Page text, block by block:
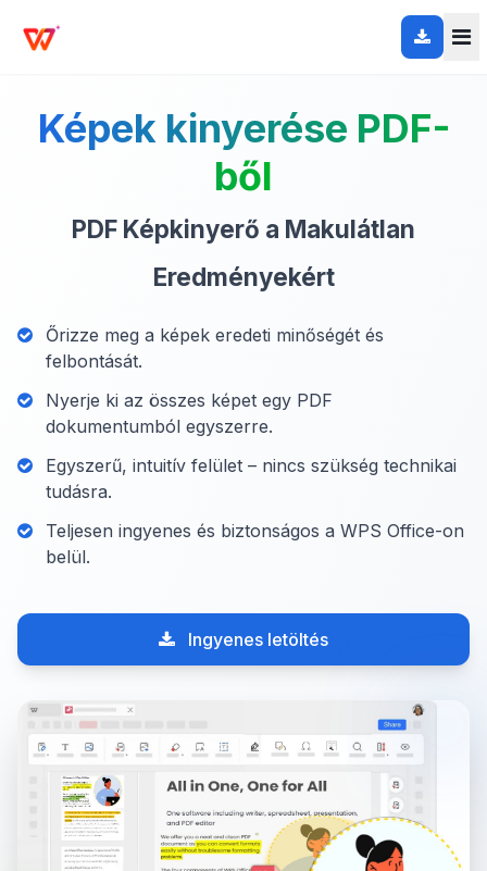
Képek kinyerése PDF-
ből
PDF Képkinyerő a Makulátlan
Eredményekért
Őrizze meg a képek eredeti minőségét és
felbontását.
Nyerje ki az összes képet egy PDF
dokumentumból egyszerre.
Egyszerű, intuitív felület – nincs szükség technikai
tudásra.
Teljesen ingyenes és biztonságos a WPS Office-on
belül.
Ingyenes letöltés